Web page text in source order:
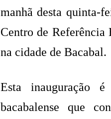
manhã desta quinta-
Centro de Referência
na cidade de Bacabal.
Esta inauguração
bacabalense que